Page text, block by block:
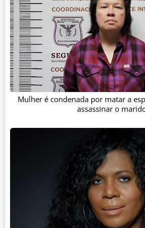
Mulher é condenada por matar a
assassinar o